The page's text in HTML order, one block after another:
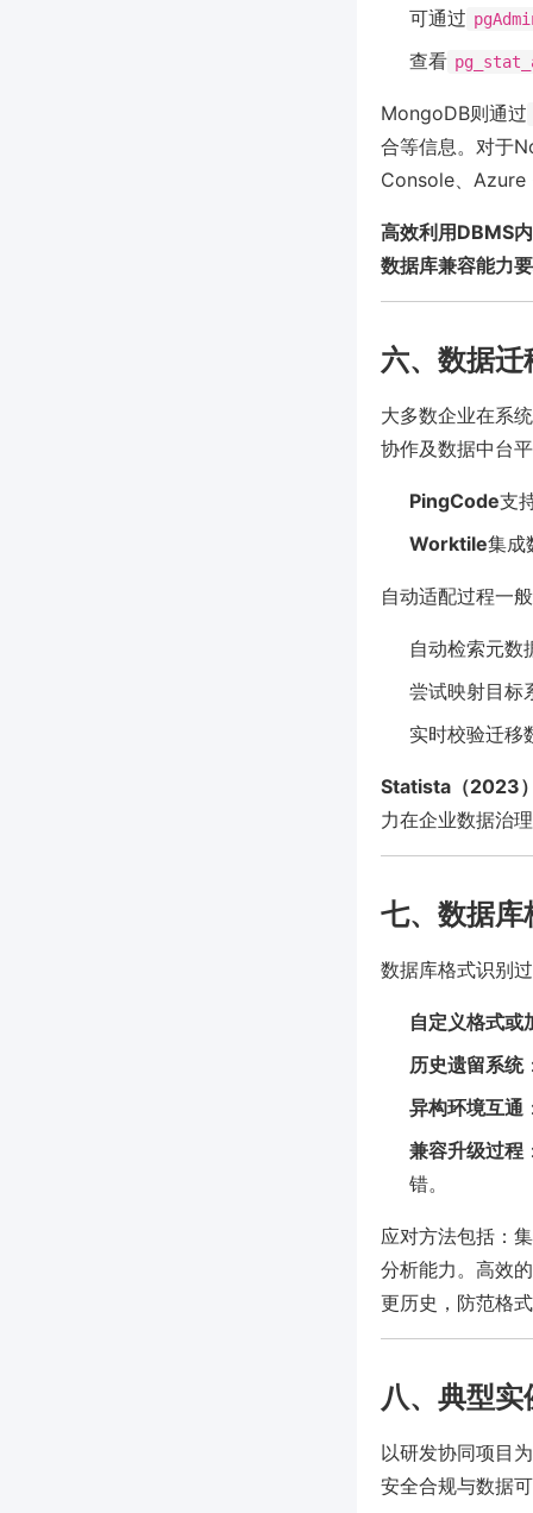
可通过
查看
MongoDB则通过
合等信息。对于
Console、Azure
高效利用DBMS
数据库兼容能力
六、数据
大多数企业在系
协作及数据中台
PingCode支
Worktile集成
自动适配过程一
自动检索元数
尝试映射目标
实时校验迁移
Statista（2023
力在企业数据治
七、数据库
数据库格式识别
自定义格式或
历史遗留系统
异构环境互通
兼容升级过程
错。
应对方法包括：
分析能力。高效
更历史，防范格
八、典型
以研发协同项目
安全合规与数据